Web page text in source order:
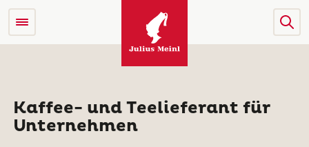
Kaffee- und Teelieferant für
Unternehmen